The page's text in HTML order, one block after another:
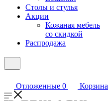
Столы и стулья
Акции
Кожаная мебель
со скидкой
Распродажа
Отложенные 0 Корзина